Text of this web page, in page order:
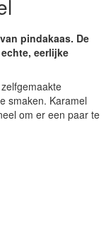
pindakaas. De
eerlijke
smaken. Karamel
om er een paar te